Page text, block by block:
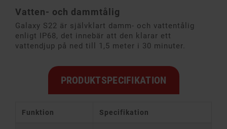
Vatten- och dammtålig
Galaxy S22 är självklart damm- och vattentålig
enligt IP68, det innebär att den klarar ett
vattendjup på ned till 1,5 meter i 30 minuter.
PRODUKTSPECIFIKATION
Funktion Specifikation